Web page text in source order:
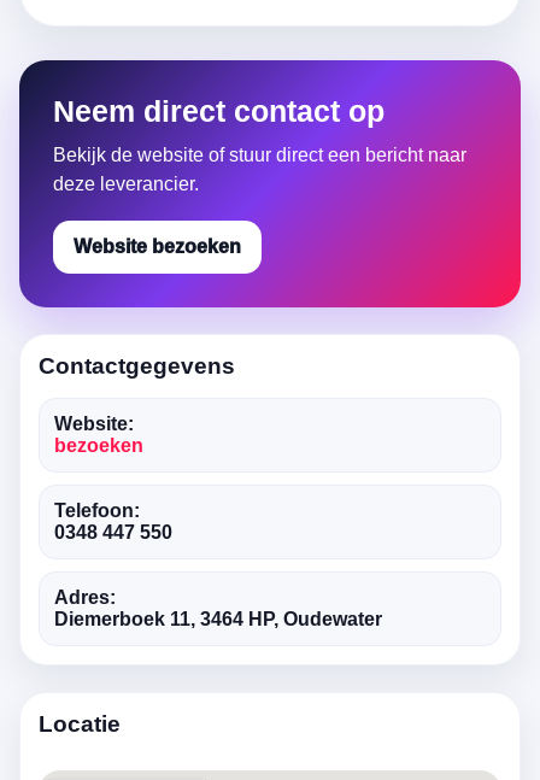
Neem direct contact op
Bekijk de website of stuur direct een bericht naar
deze leverancier.
Website bezoeken
Contactgegevens
Website:
bezoeken
Telefoon:
0348 447 550
Adres:
Diemerboek 11, 3464 HP, Oudewater
Locatie